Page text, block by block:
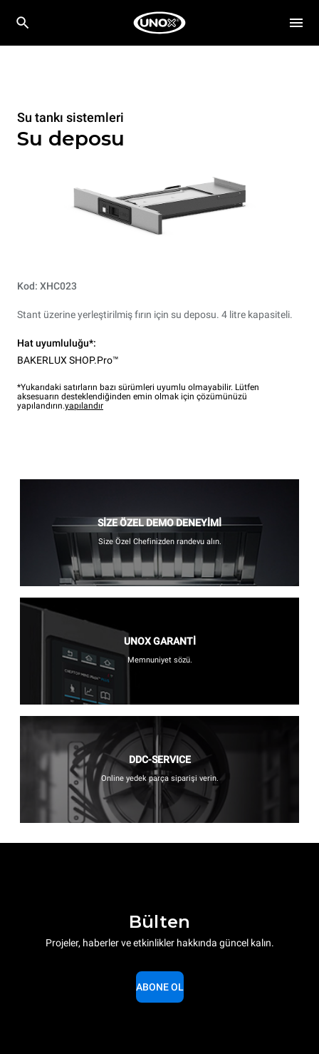
Su tankı sistemleri
Su deposu
Kod: XHC023
Stant üzerine yerleştirilmiş fırın için su deposu. 4 litre kapasiteli.
Hat uyumluluğu*:
BAKERLUX SHOP.Pro™
*Yukarıdaki satırların bazı sürümleri uyumlu olmayabilir. Lütfen
aksesuarın desteklendiğinden emin olmak için çözümünüzü
yapılandırın.yapılandır
SİZE ÖZEL DEMO DENEYİMİ
Size Özel Chefinizden randevu alın.
UNOX GARANTİ
Memnuniyet sözü.
DDC-SERVICE
Online yedek parça siparişi verin.
Bülten
Projeler, haberler ve etkinlikler hakkında güncel kalın.
ABONE OL